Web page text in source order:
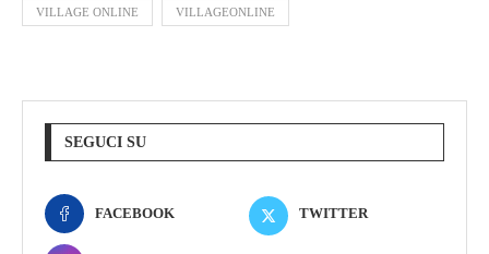
VILLAGE ONLINE VILLAGEONLINE
SEGUCI SU
FACEBOOK TWITTER